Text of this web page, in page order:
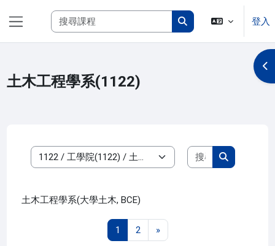
搜尋課程
搜尋課程
登入
土木工程學系(1122)
開
課程類別
搜尋課程
搜尋課程
土木工程學系(大學土木, BCE)
1 第 1 頁
2第 2 頁
»下一頁